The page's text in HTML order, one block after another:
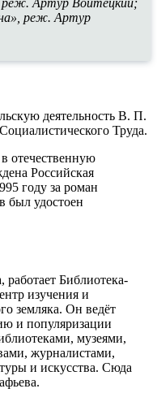
реж. Артур
деятельность В. П.
Труда.
отечественную
Российская
году за роман
был удостоен
работает Библиотека-
изучения и
земляка. Он ведёт
и популяризации
музеями,
журналистами,
и искусства. Сюда